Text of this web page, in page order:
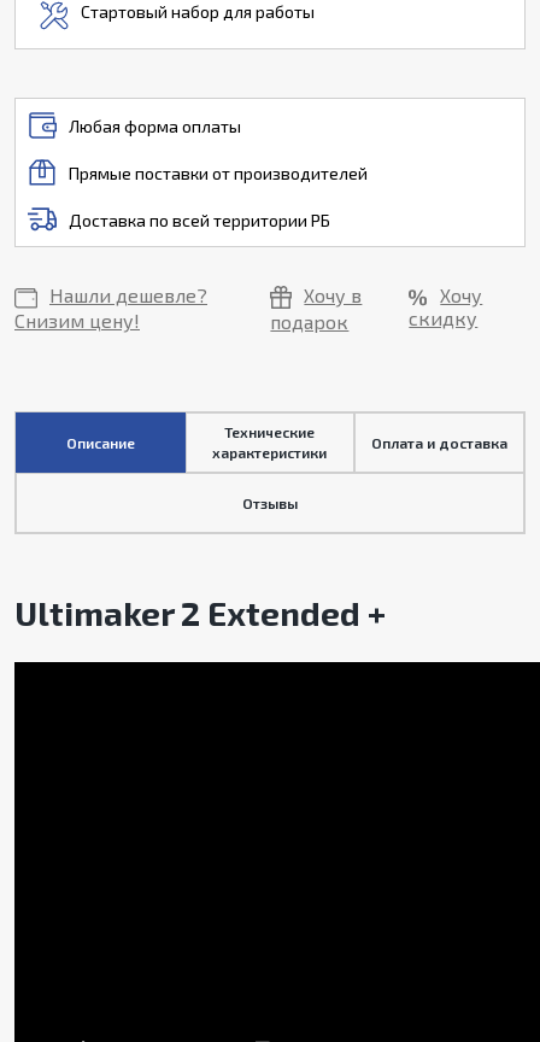
Стартовый набор для работы
Любая форма оплаты
Прямые поставки от производителей
Доставка по всей территории РБ
Нашли дешевле?
Снизим цену!
Хочу в
подарок
Хочу
скидку
Описание
Технические
характеристики
Оплата и доставка
Отзывы
Ultimaker 2 Extended +